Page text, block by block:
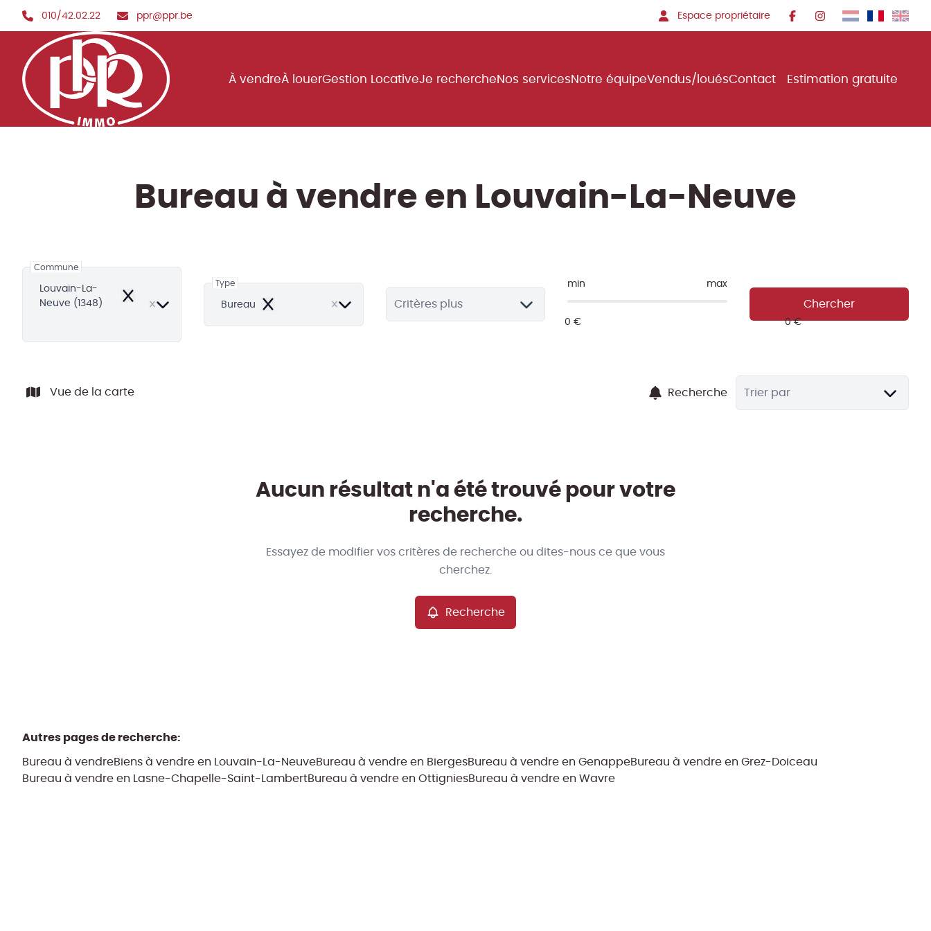
Aller au contenu principal
010/42.02.22 ppr@ppr.be Espace propriétaire
À vendreÀ louerGestion LocativeJe rechercheNos servicesNotre équipeVendus/louésContact Estimation gratuite
Bureau à vendre en Louvain-La-Neuve
Commune
Louvain-La-
Neuve (1348)
Remove
Type
Bureau
Remove Critères plus
min max
Chercher
Vue de la carte Recherche Trier par
Aucun résultat n'a été trouvé pour votre
recherche.
Essayez de modifier vos critères de recherche ou dites-nous ce que vous
cherchez.
Recherche
Autres pages de recherche:
Bureau à vendreBiens à vendre en Louvain-La-NeuveBureau à vendre en BiergesBureau à vendre en GenappeBureau à vendre en Grez-Doiceau
Bureau à vendre en Lasne-Chapelle-Saint-LambertBureau à vendre en OttigniesBureau à vendre en Wavre